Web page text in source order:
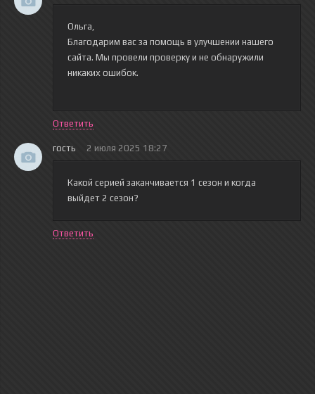
Ольга,
Благодарим вас за помощь в улучшении нашего
сайта. Мы провели проверку и не обнаружили
никаких ошибок.
Ответить
гость 2 июля 2025 18:27
Какой серией заканчивается 1 сезон и когда
выйдет 2 сезон?
Ответить